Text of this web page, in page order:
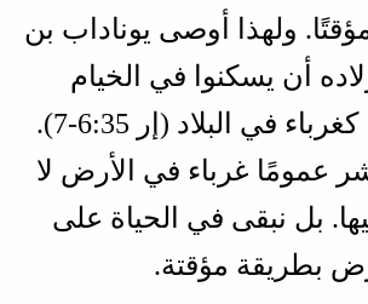
ولهذا أوصى يوناداب بن
أن يسكنوا في الخيام
في البلاد ( إر 35‏:6‏-7
).
عمومًا غرباء في الأرض لا
بل نبقى في الحياة على
بطريقة مؤقتة.